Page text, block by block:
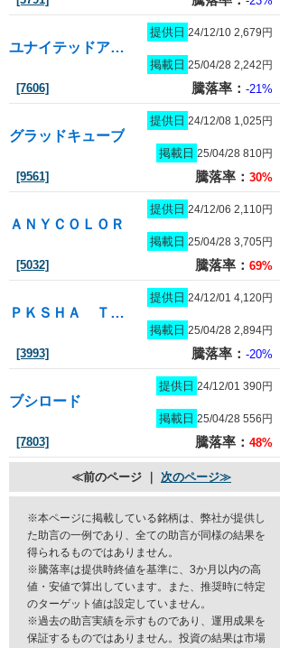
ユナイテッドアローズ
提供日 24/12/10 2,679円
掲載日 25/04/28 2,242円
[7606] 騰落率： -21%
グラッドキューブ
提供日 24/12/08 1,025円
掲載日 25/04/28 810円
[9561] 騰落率： 30%
ＡＮＹＣＯＬＯＲ
提供日 24/12/06 2,110円
掲載日 25/04/28 3,705円
[5032] 騰落率： 69%
ＰＫＳＨＡ Ｔｅｃｈｎｏｌｏｇｙ
提供日 24/12/01 4,120円
掲載日 25/04/28 2,894円
[3993] 騰落率： -20%
ブシロード
提供日 24/12/01 390円
掲載日 25/04/28 556円
[7803] 騰落率： 48%
≪前のページ ｜ 次のページ≫
※本ページに掲載している銘柄は、弊社が提供し
た助言の一例であり、全ての助言が同様の結果を
得られるものではありません。
※騰落率は提供時終値を基準に、3か月以内の高
値・安値で算出しています。また、推奨時に特定
のターゲット値は設定していません。
※過去の助言実績を示すものであり、運用成果を
保証するものではありません。投資の結果は市場